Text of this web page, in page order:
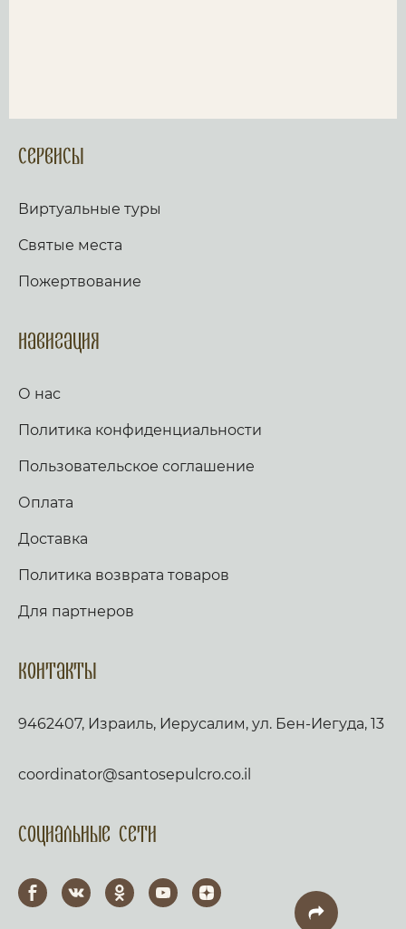
Сервисы
Виртуальные туры
Святые места
Пожертвование
Навигация
О нас
Политика конфиденциальности
Пользовательское соглашение
Оплата
Доставка
Политика возврата товаров
Для партнеров
Контакты
9462407, Израиль, Иерусалим, ул. Бен-Иегуда, 13
coordinator@santosepulcro.co.il
Социальные сети